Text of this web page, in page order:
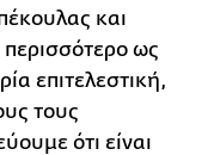
και
ως
επιτελεστική,
τους
ότι είναι